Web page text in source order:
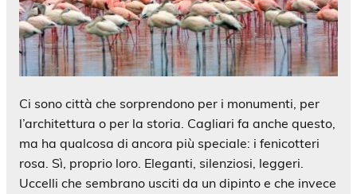
Ci sono città che sorprendono per i monumenti, per
l’architettura o per la storia. Cagliari fa anche questo,
ma ha qualcosa di ancora più speciale: i fenicotteri
rosa. Sì, proprio loro. Eleganti, silenziosi, leggeri.
Uccelli che sembrano usciti da un dipinto e che invece